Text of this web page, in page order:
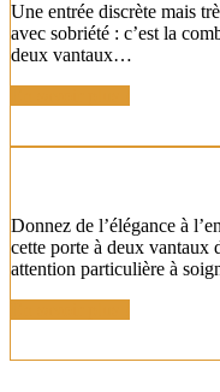
Une entrée discrète mais
avec sobriété : c’est la
deux vantaux…
Donnez de l’élégance à
cette porte à deux vantaux
attention particulière à